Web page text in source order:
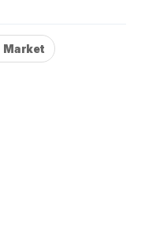
Market